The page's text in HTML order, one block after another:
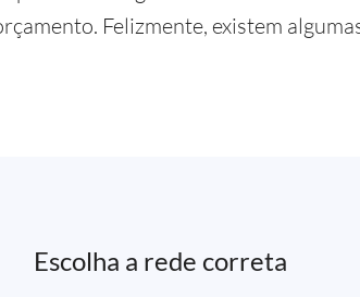
Felizmente, existem
Escolha a rede correta